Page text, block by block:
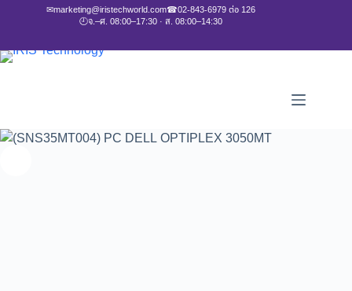
✉marketing@iristechworld.com☎02-843-6979 ต่อ 126
🕘จ.–ศ. 08:00–17:30 · ส. 08:00–14:30